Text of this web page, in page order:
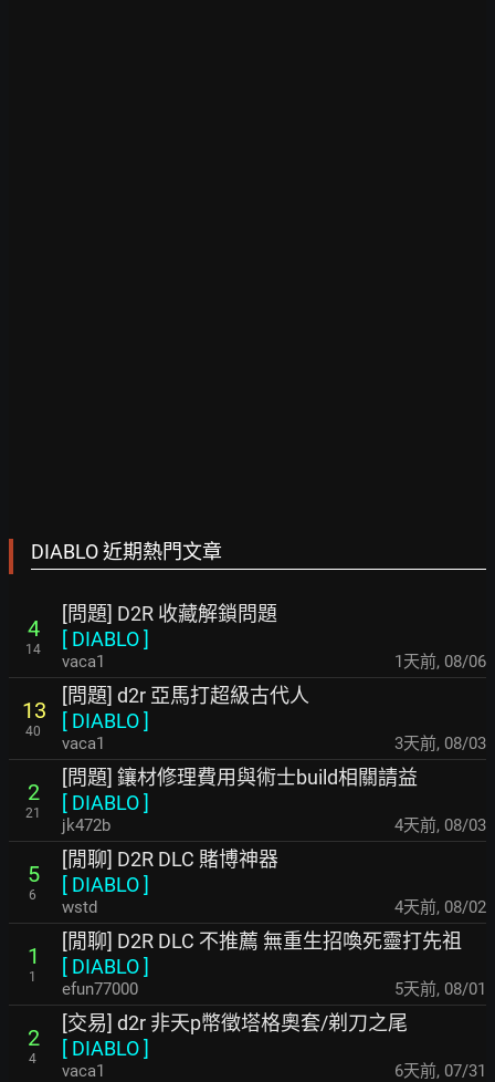
DIABLO 近期熱門文章
4
14
[問題] D2R 收藏解鎖問題
[ DIABLO]
vaca1 1天前, 08/06
13
40
[問題] d2r 亞馬打超級古代人
[ DIABLO]
vaca1 3天前, 08/03
2
21
[問題] 鑲材修理費用與術士build相關請益
[ DIABLO]
jk472b 4天前, 08/03
5
6
[閒聊] D2R DLC 賭博神器
[ DIABLO]
wstd 4天前, 08/02
1
1
[閒聊] D2R DLC 不推薦 無重生招喚死靈打先祖
[ DIABLO]
efun77000 5天前, 08/01
2
4
[交易] d2r 非天p幣徵塔格奧套/剃刀之尾
[ DIABLO]
vaca1 6天前, 07/31